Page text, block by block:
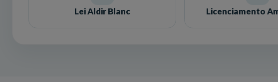
Lei Aldir Blanc Licenciamento